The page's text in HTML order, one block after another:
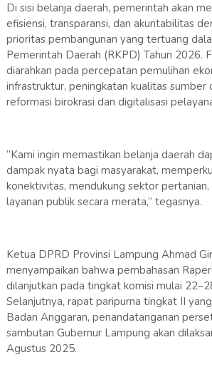
Di sisi belanja daerah, pemerintah akan
efisiensi, transparansi, dan akuntabilitas
prioritas pembangunan yang tertuang
Pemerintah Daerah (RKPD) Tahun 2026.
diarahkan pada percepatan pemulihan
infrastruktur, peningkatan kualitas sumber
reformasi birokrasi dan digitalisasi
“Kami ingin memastikan belanja daerah
dampak nyata bagi masyarakat,
konektivitas, mendukung sektor
layanan publik secara merata,” tegasnya.
Ketua DPRD Provinsi Lampung Ahmad
menyampaikan bahwa pembahasan
dilanjutkan pada tingkat komisi mulai
Selanjutnya, rapat paripurna tingkat II
Badan Anggaran, penandatanganan
sambutan Gubernur Lampung akan
Agustus 2025.